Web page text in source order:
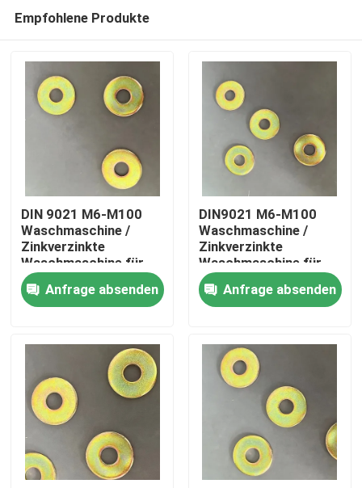
Startseite
Produkte
Fabrik Tour
Qualitätskontrolle
Empfohlene Produkte
DIN 9021 M6-M100
Waschmaschine /
Zinkverzinkte
Waschmaschine für
Infrastrukturprojekte
Anfrage absenden
DIN9021 M6-M100
Waschmaschine /
Zinkverzinkte
Waschmaschine für
schwere Maschinen
Anfrage absenden